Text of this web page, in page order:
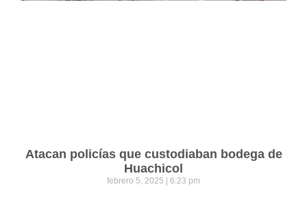
Atacan policías que custodiaban bodega de
Huachicol
febrero 5, 2025 6:23 pm